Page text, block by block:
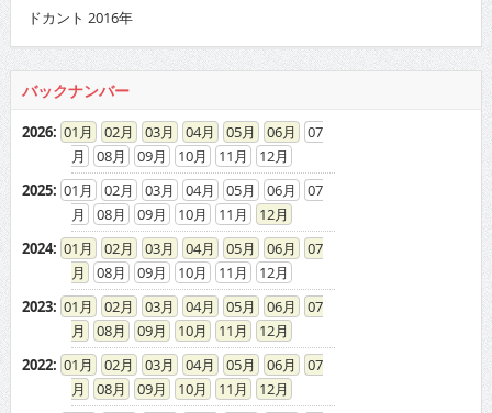
ドカント 2016年
バックナンバー
2026: 01 02 03 04 05 06
07
08
09 10 11
12
2025: 01 02 03 04 05 06
07
08
09 10 11
12
2024: 01 02 03 04 05 06
07
08
09 10 11
12
2023: 01 02 03 04 05 06
07
08
09 10 11
12
2022: 01 02 03 04 05 06
07
08
09 10 11
12